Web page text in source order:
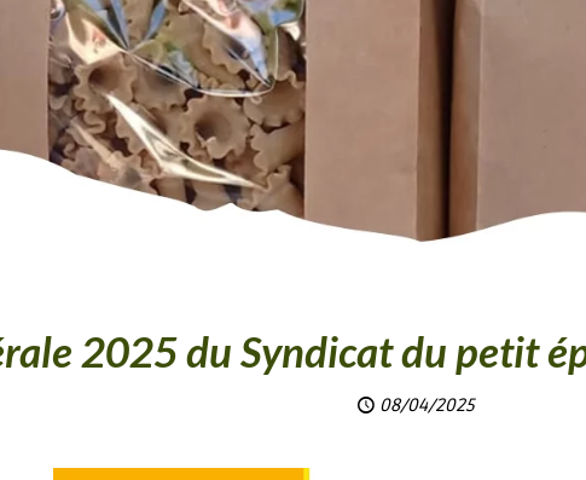
2025 du Syndicat du petit
08/04/2025